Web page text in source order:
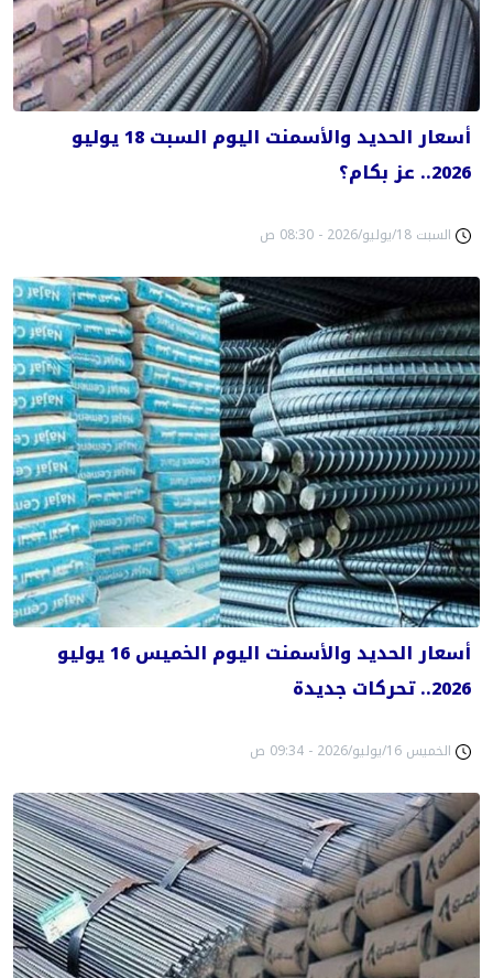
أسعار الحديد والأسمنت اليوم السبت 18 يوليو
2026.. عز بكام؟
السبت 18/يوليو/2026 - 08:30 ص
أسعار الحديد والأسمنت اليوم الخميس 16 يوليو
2026.. تحركات جديدة
الخميس 16/يوليو/2026 - 09:34 ص